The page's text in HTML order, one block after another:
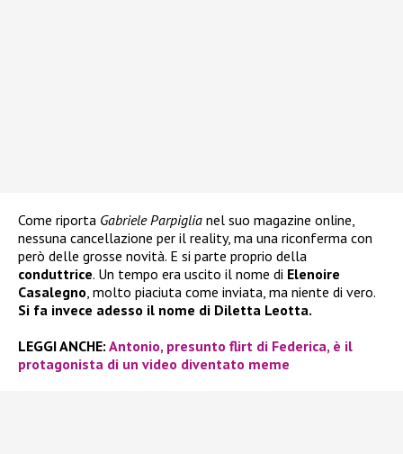
Come riporta Gabriele Parpiglia nel suo magazine online,
nessuna cancellazione per il reality, ma una riconferma con
però delle grosse novità. E si parte proprio della
conduttrice. Un tempo era uscito il nome di Elenoire
Casalegno, molto piaciuta come inviata, ma niente di vero.
Si fa invece adesso il nome di Diletta Leotta.
LEGGI ANCHE: Antonio, presunto flirt di Federica, è il
protagonista di un video diventato meme